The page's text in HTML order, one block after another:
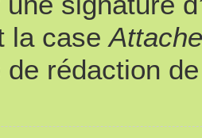
la case
rédaction